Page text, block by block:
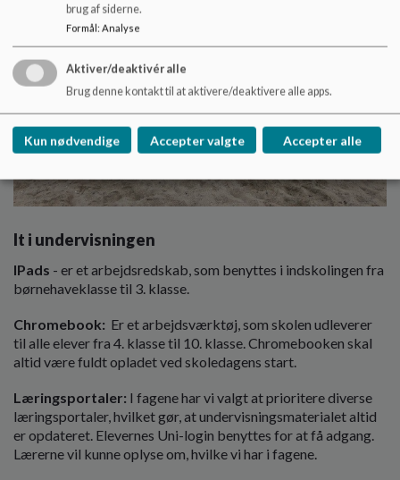
It i undervisningen
IPads - er et arbejdsredskab, som benyttes i indskolingen fra
børnehaveklasse til 3. klasse.
Chromebook: Er et arbejdsværktøj, som skolen udleverer
til alle elever fra 4. klasse til 10. klasse. Chromebooken skal
altid være fuldt opladet ved skoledagens start.
Læringsportaler: I fagene har vi valgt at prioritere diverse
læringsportaler, hvilket gør, at undervisningsmaterialet altid
er opdateret. Elevernes Uni-login benyttes for at få adgang.
Lærerne vil kunne oplyse om, hvilke vi har i fagene.
brug af siderne.
Formål: Analyse
Aktiver/deaktivér alle
Brug denne kontakt til at aktivere/deaktivere alle apps.
Kun nødvendige Accepter valgte Accepter alle